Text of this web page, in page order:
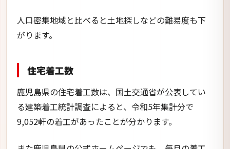
人口密集地域と比べると土地探しなどの難易度も下
がります。
住宅着工数
鹿児島県の住宅着工数は、国土交通省が公表してい
る建築着工統計調査によると、令和5年集計分で
9,052軒の着工があったことが分かります。